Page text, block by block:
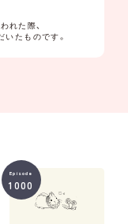
れた際、
たものです。
Episode
1000